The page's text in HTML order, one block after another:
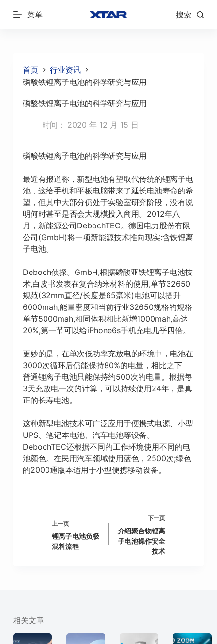
跳
菜单 搜索
首页
行业资讯
磷酸铁锂离子电池的科学研究与应用
磷酸铁锂离子电池的科学研究与应用
时间： 2020 年 12 月 15 日
磷酸铁锂离子电池的科学研究与应用
最近有报道称，新型电池有望取代传统的锂离子电
池，这给手机和平板电脑带来了延长电池寿命的希
望，但其中大部分仍处于实验室研究阶段，没有说
明何时甚至是否会大规模投入商用。2012年八
月，新能源公司DebochTEC。德国电力股份有限
公司(GmbH)将一项新能源技术推向现实:含铁锂离
子电池。
Deboch侦探。GmbH,根据磷酸亚铁锂离子电池技
术,白皮书发表在复合纳米材料的使用,单节32650
规范(32mm直径/长度是65毫米)电池可以提升
6000mah,能量密度和当前行业32650规格的规格
单节5000mah,相同体积相比新增1000mah,高达
20%,第一节可以给iPhone6s手机充电几乎四倍。
更妙的是，在单次低功率充放电的环境中，电池在
3000次循环后仍能保持80%的电量，相比之下，
普通锂离子电池只能保持约500次的电量。根据每
3天充放电一次的计算，可以持续使用24年，是真
正的长寿电池。
这种新型电池技术可广泛应用于便携式电源、小型
UPS、笔记本电池、汽车电池等设备。
DebochTEC还根据不同的工作环境使用不同的电
池颜色。在民用汽车领域使用蓝色，2500次;绿色
的2000通版本适用于小型便携移动设备。
上一页
锂离子电池负极
混料流程
下一页
介绍聚合物锂离
子电池操作安全
技术
相关文章